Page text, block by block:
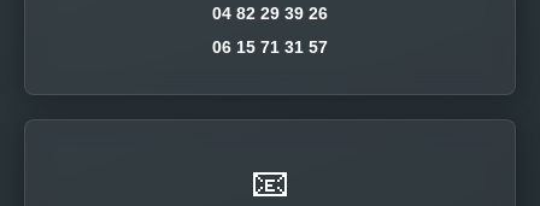
04 82 29 39 26
06 15 71 31 57
📧